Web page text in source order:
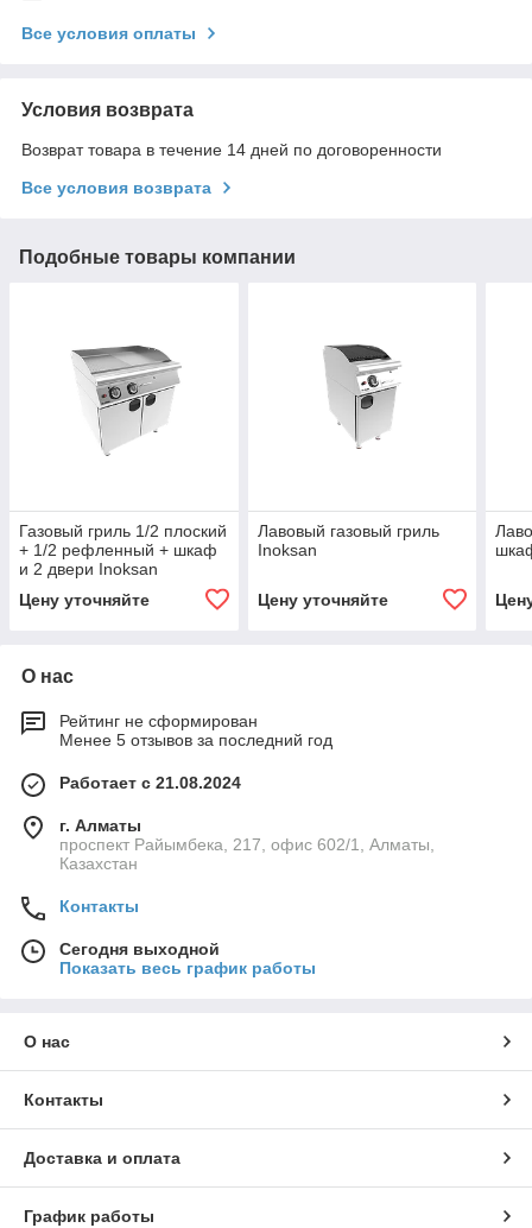
Все условия оплаты
Условия возврата
Возврат товара в течение 14 дней по договоренности
Все условия возврата
Подобные товары компании
Газовый гриль 1/2 плоский
+ 1/2 рефленный + шкаф
и 2 двери Inoksan
Цену уточняйте
Лавовый газовый гриль
Inoksan
Цену уточняйте
О нас
Рейтинг не сформирован
Менее 5 отзывов за последний год
Работает с 21.08.2024
г. Алматы
проспект Райымбека, 217, офис 602/1, Алматы,
Казахстан
Контакты
Сегодня выходной
Показать весь график работы
О нас
Контакты
Доставка и оплата
График работы